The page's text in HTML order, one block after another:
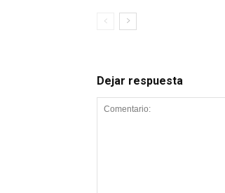
Dejar respuesta